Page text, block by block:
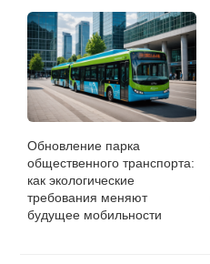
Обновление парка
общественного транспорта:
как экологические
требования меняют
будущее мобильности